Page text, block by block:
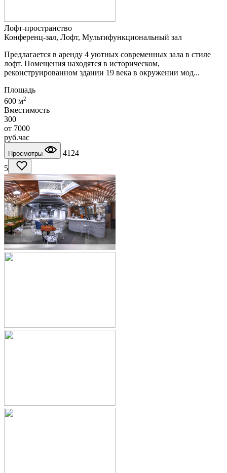
Лофт-пространство
Конференц-зал, Лофт, Мультифункциональный зал
Предлагается в аренду 4 уютных современных зала в стиле
лофт. Помещения находятся в историческом,
реконструированном здании 19 века в окружении мод...
Площадь
600 м2
Вместимость
300
от 7000
руб.час
Просмотры
4124
5